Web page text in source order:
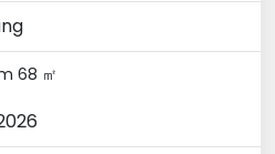
68 ㎡